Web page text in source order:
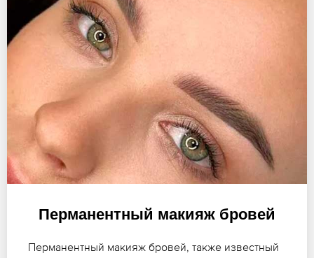
Перманентный макияж бровей
Перманентный макияж бровей, также известный